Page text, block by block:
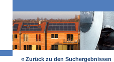
« Zurück zu den Suchergebnissen